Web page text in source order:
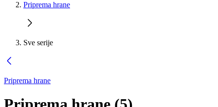
Priprema hrane
Sve serije
Priprema hrane